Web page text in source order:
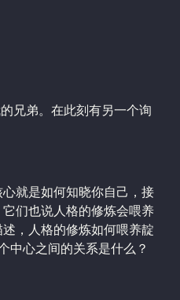
兄弟。在此刻有另一个询
就是如何知晓你自己，接
它们也说人格的修炼会喂养
，人格的修炼如何喂养靛
中心之间的关系是什么？